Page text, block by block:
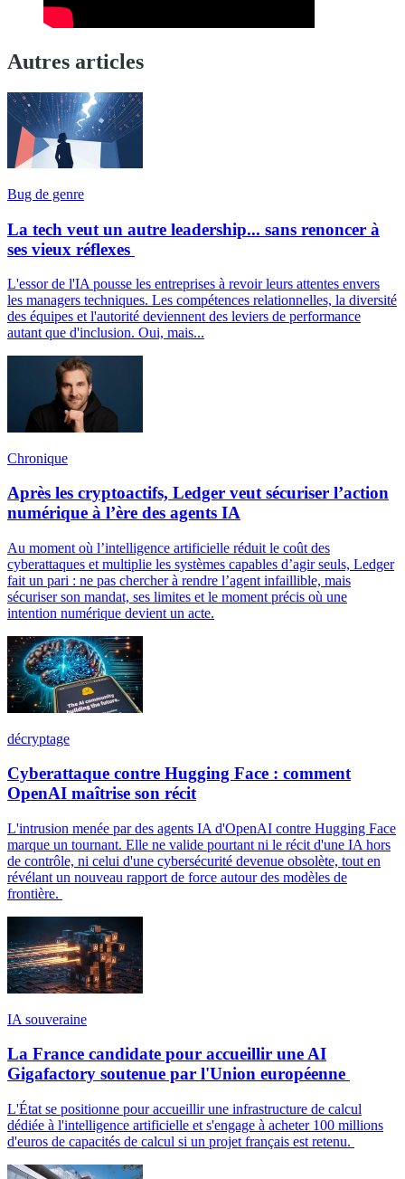
Autres articles
Bug de genre
La tech veut un autre leadership... sans renoncer à
ses vieux réflexes
L'essor de l'IA pousse les entreprises à revoir leurs attentes envers
les managers techniques. Les compétences relationnelles, la diversité
des équipes et l'autorité deviennent des leviers de performance
autant que d'inclusion. Oui, mais...
Chronique
Après les cryptoactifs, Ledger veut sécuriser l’action
numérique à l’ère des agents IA
Au moment où l’intelligence artificielle réduit le coût des
cyberattaques et multiplie les systèmes capables d’agir seuls, Ledger
fait un pari : ne pas chercher à rendre l’agent infaillible, mais
sécuriser son mandat, ses limites et le moment précis où une
intention numérique devient un acte.
décryptage
Cyberattaque contre Hugging Face : comment
OpenAI maîtrise son récit
L'intrusion menée par des agents IA d'OpenAI contre Hugging Face
marque un tournant. Elle ne valide pourtant ni le récit d'une IA hors
de contrôle, ni celui d'une cybersécurité devenue obsolète, tout en
révélant un nouveau rapport de force autour des modèles de
frontière.
IA souveraine
La France candidate pour accueillir une AI
Gigafactory soutenue par l'Union européenne
L'État se positionne pour accueillir une infrastructure de calcul
dédiée à l'intelligence artificielle et s'engage à acheter 100 millions
d'euros de capacités de calcul si un projet français est retenu.